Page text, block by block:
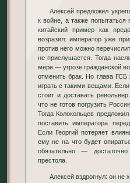
Алексей предложил укреплять границы и готовиться
к войне, а также попытаться
китайский пример как
возразил: император уже
против него можно
не прислушается. Тогда
мере — угрозе гражданской
отменить брак. Но глава ГСБ
играть с такими вещами.
стоит и доставать
что не готов погрузить
Тогда Колокольцев
поставить императора
Если Георгий потеряет
ему не на что будет
обязательно —
престола.
Алексей вздрогнул: он не хотел занимать место отца,